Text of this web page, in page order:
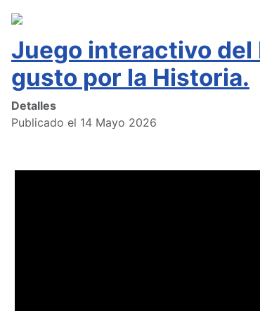
Juego interactivo del
gusto por la Historia.
Detalles
Publicado el 14 Mayo 2026